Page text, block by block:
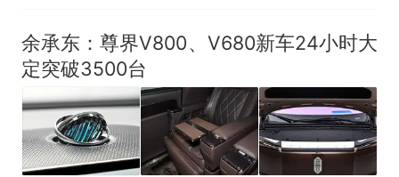
余承东：尊界V800、V680新车24小时大
定突破3500台